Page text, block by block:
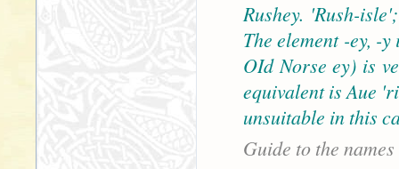
Rushey. 'Rush-
The element -ey, -
OId Norse ey) is
equivalent is Aue
unsuitable in this
Guide to the names